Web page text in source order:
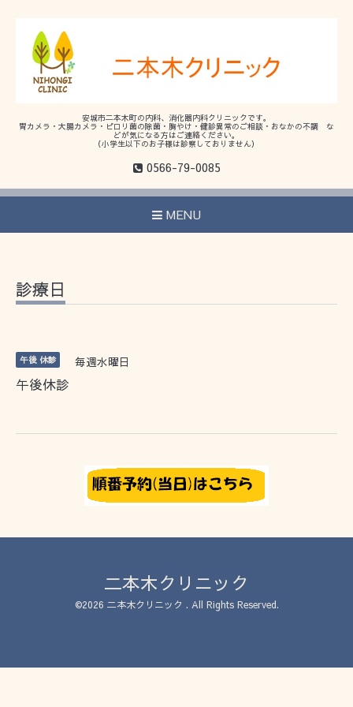
安城市二本木町の内科、消化器内科クリニックです。
胃カメラ・大腸カメラ・ピロリ菌の除菌・胸やけ・健診異常のご相談・おなかの不調 な
どが気になる方はご連絡ください。
（小学生以下のお子様は診察しておりません）
0566-79-0085
MENU
診療日
午後 休診 毎週水曜日
午後休診
二本木クリニック
©2026 二本木クリニック . All Rights Reserved.